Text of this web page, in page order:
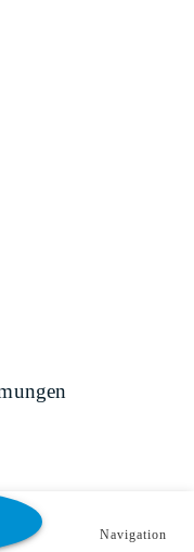
Navigation